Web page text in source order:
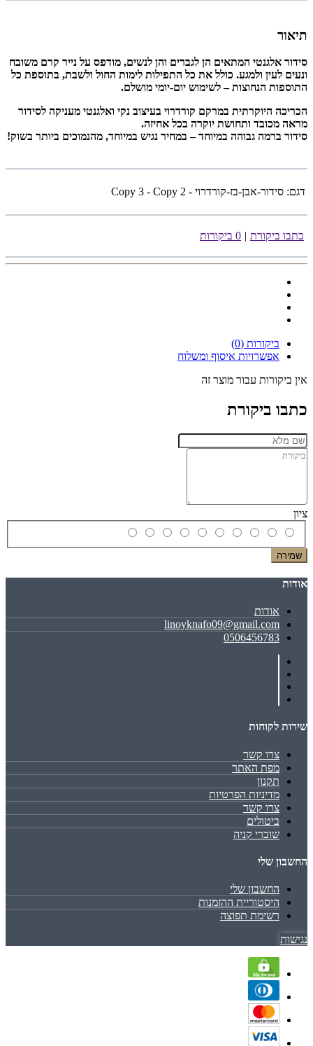
תיאור
סידור אלגנטי המתאים הן לגברים והן לנשים, מודפס על נייר קרם משובח
ונעים לעין ולמגע. כולל את כל התפילות לימות החול ולשבת, בתוספת כל
התוספות הנחוצות – לשימוש יום-יומי מושלם.
הכריכה היוקרתית במרקם קורדרוי בעיצוב נקי ואלגנטי מעניקה לסידור
מראה מכובד ותחושת יוקרה בכל אחיזה.
סידור ברמה גבוהה במיוחד – במחיר נגיש במיוחד, מהנמוכים ביותר בשוק!
דגם: סידור-אבן-בז-קורדרוי - Copy 3 - Copy 2
כתבו ביקורת | 0 ביקורות
ביקורות (0)
אפשרויות איסוף ומשלוח
אין ביקורות עבור מוצר זה
כתבו ביקורת
ציון
שמירה
אודות
אודות
linoyknafo09@gmail.com
0506456783
שירות לקוחות
צרו קשר
מפת האתר
תקנון
מדיניות הפרטיות
צרו קשר
ביטולים
שוברי קניה
החשבון שלי
החשבון שלי
היסטוריית ההזמנות
רשימת תפוצה
נגישות